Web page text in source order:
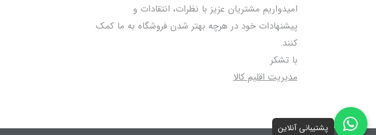
امیدواریم مشتریان عزیز با نظرات، انتقادات و
پیشنهادات خود در هرچه بهتر شدن فروشگاه به ما کمک
کنند.
با تشکر
مدیریت اقلیم کالا
پشتیبانی آنلاین